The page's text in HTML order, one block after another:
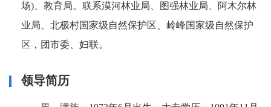
场)、教育局。联系漠河林业局、图强林业局、阿木尔林
业局、北极村国家级自然保护区、岭峰国家级自然保护
区，团市委、妇联。
领导简历